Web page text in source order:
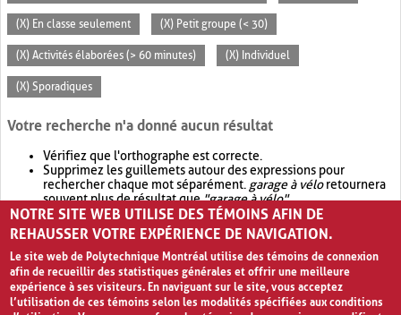
(X) En classe seulement (X) Petit groupe (< 30)
(X) Activités élaborées (> 60 minutes) (X) Individuel
(X) Sporadiques
Votre recherche n'a donné aucun résultat
Vérifiez que l'orthographe est correcte.
Supprimez les guillemets autour des expressions pour
rechercher chaque mot séparément. garage à véloretournera
souvent plus de résultat que"garage à vélo".
Envisagez d'élargir votre recherche avec OR.garage OR vélo
retournera souvent plus de résultat quegarage à vélo
NOTRE SITE WEB UTILISE DES TÉMOINS AFIN DE
REHAUSSER VOTRE EXPÉRIENCE DE NAVIGATION.
Le site web de Polytechnique Montréal utilise des témoins de connexion
afin de recueillir des statistiques générales et offrir une meilleure
expérience à ses visiteurs. En naviguant sur le site, vous acceptez
l’utilisation de ces témoins selon les modalités spécifiées aux conditions